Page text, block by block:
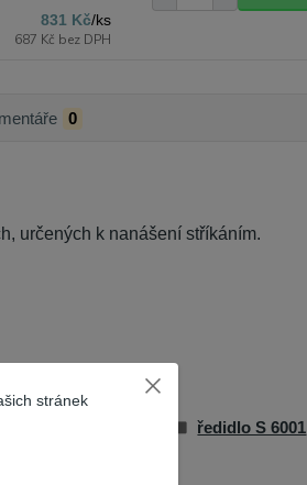
831 Kč/ks
687 Kč bez DPH
0
určených k nanášení stříkáním.
ředidlo S 6001
stránek